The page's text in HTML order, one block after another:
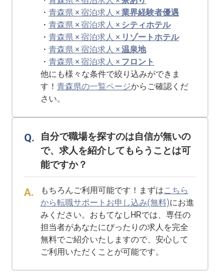
・ 青森県 × 宿泊求人 ×業界経験者優遇
・ 青森県 × 宿泊求人 × シティホテル
・ 青森県 × 宿泊求人 × リゾートホテル
・ 青森県 × 宿泊求人 ×温泉地
・ 青森県 × 宿泊求人 × フロント
他にも様々な条件で絞り込みができま
す！ 青森県の一覧ページからご確認くだ
さい。
自分で職場を探すのは自信が無いの
で、求人を紹介してもらうことは可
能ですか？
もちろんご利用可能です！まずはこちら
から転職サポートお申し込み(無料)にお進
みください。おもてなしHRでは、専任の
担当者があなたにぴったりの求人を完全
無料でご紹介いたしますので、安心して
ご利用いただくことが可能です。